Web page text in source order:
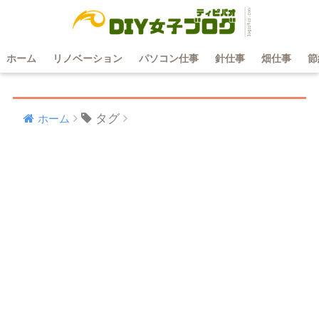
ホーム リノベーション パソコン仕事 針仕事 畑仕事
ホーム タグ